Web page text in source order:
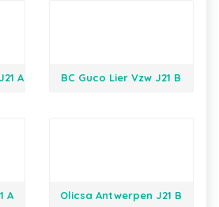
A BC Guco Lier Vzw J21 B
A Olicsa Antwerpen J21 B